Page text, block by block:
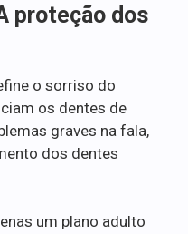
proteção dos
o sorriso do
os dentes de
graves na fala,
dos dentes
um plano adulto